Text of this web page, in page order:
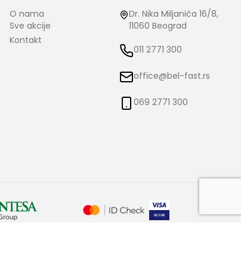
O nama
Sve akcije
Kontakt
Dr. Nika Miljanića 16/8,
11060 Beograd
011 2771 300
office@bel-fast.rs
069 2771 300